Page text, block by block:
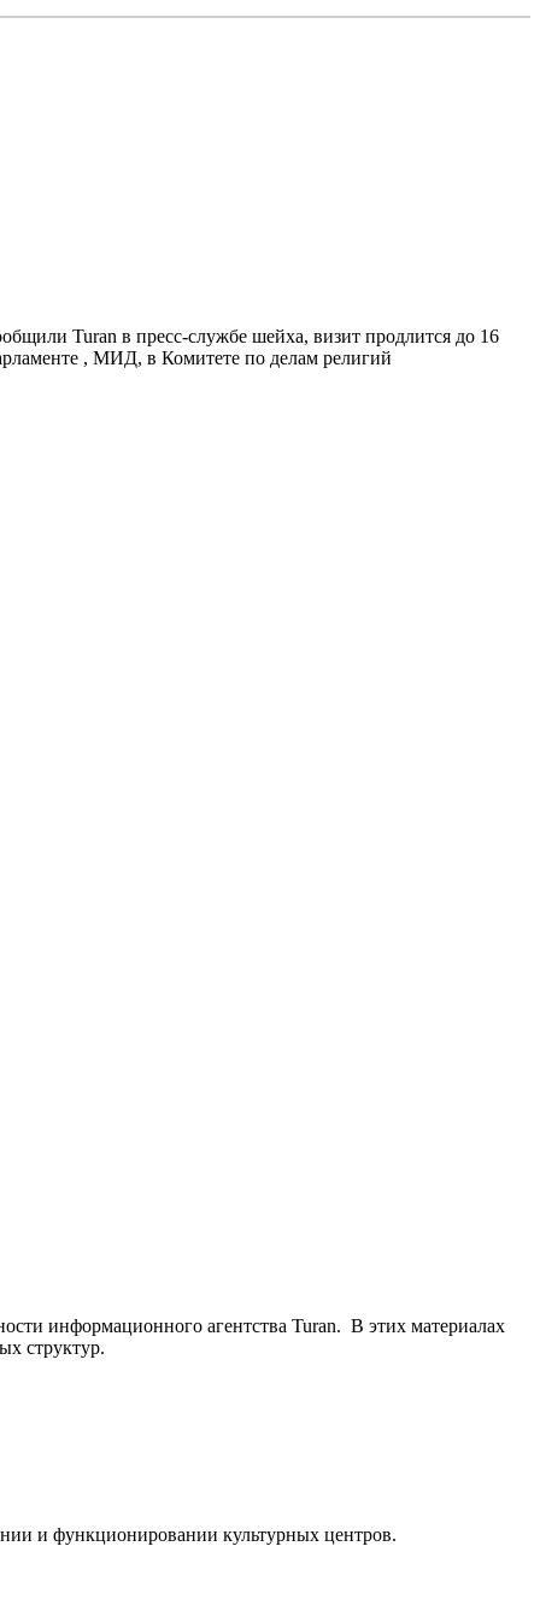
Turan в пресс-службе шейха, визит продлится до 16
, МИД, в Комитете по делам религий
информационного агентства Turan. В этих материалах
структур.
и функционировании культурных центров.